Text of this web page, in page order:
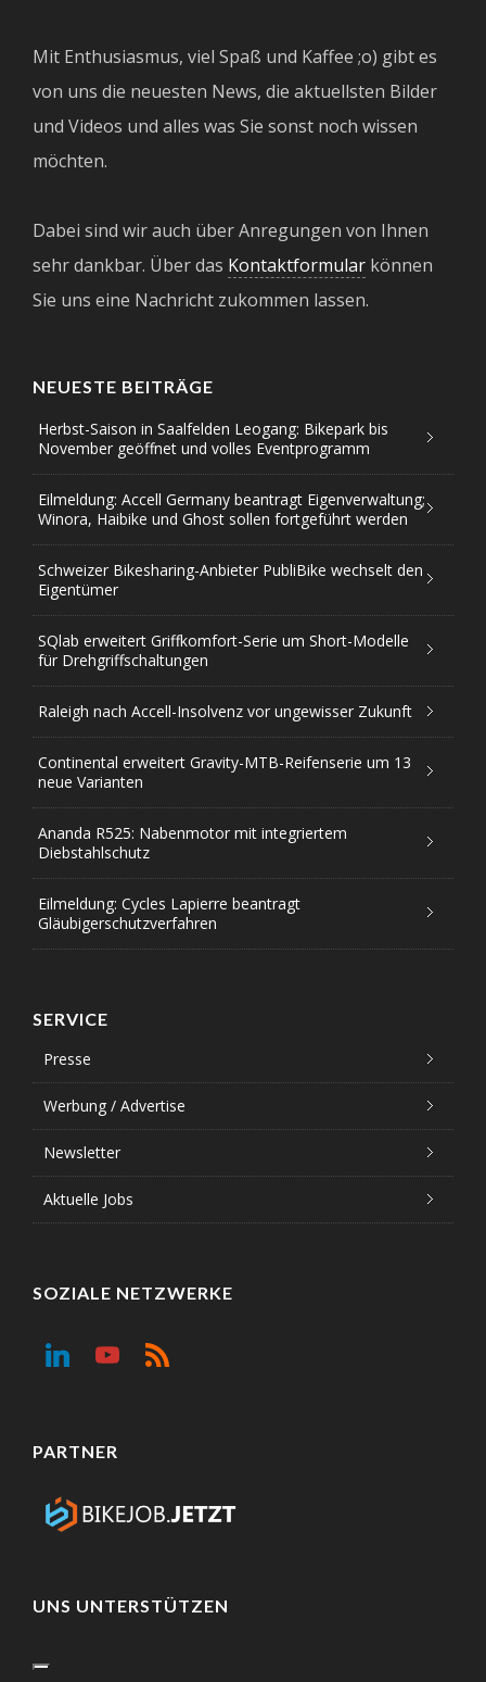
Mit Enthusiasmus, viel Spaß und Kaffee ;o) gibt es
von uns die neuesten News, die aktuellsten Bilder
und Videos und alles was Sie sonst noch wissen
möchten.
Dabei sind wir auch über Anregungen von Ihnen
sehr dankbar. Über das Kontaktformular können
Sie uns eine Nachricht zukommen lassen.
NEUESTE BEITRÄGE
Herbst-Saison in Saalfelden Leogang: Bikepark bis
November geöffnet und volles Eventprogramm
Eilmeldung: Accell Germany beantragt Eigenverwaltung;
Winora, Haibike und Ghost sollen fortgeführt werden
Schweizer Bikesharing-Anbieter PubliBike wechselt den
Eigentümer
SQlab erweitert Griffkomfort-Serie um Short-Modelle
für Drehgriffschaltungen
Raleigh nach Accell-Insolvenz vor ungewisser Zukunft
Continental erweitert Gravity-MTB-Reifenserie um 13
neue Varianten
Ananda R525: Nabenmotor mit integriertem
Diebstahlschutz
Eilmeldung: Cycles Lapierre beantragt
Gläubigerschutzverfahren
SERVICE
Presse
Werbung / Advertise
Newsletter
Aktuelle Jobs
SOZIALE NETZWERKE
PARTNER
UNS UNTERSTÜTZEN